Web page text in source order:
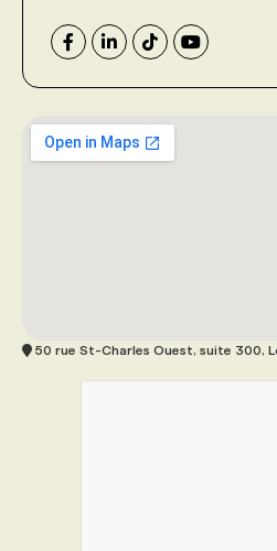
50 rue St-Charles Ouest, suite 300,